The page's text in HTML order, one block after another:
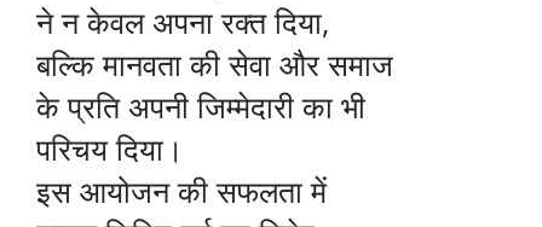
ने न केवल अपना रक्त दिया,
बल्कि मानवता की सेवा और समाज
के प्रति अपनी जिम्मेदारी का भी
परिचय दिया।
इस आयोजन की सफलता में